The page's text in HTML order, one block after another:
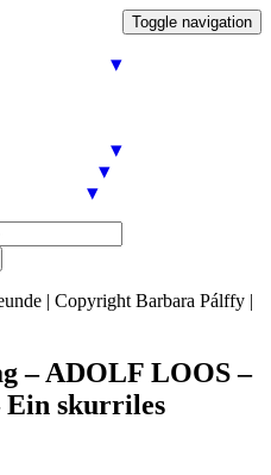
Toggle navigation
– ADOLF LOOS –
Ein skurriles